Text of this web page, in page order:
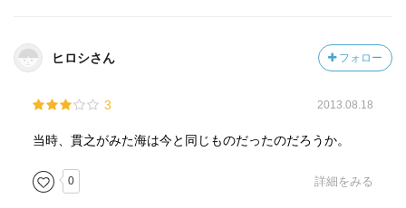
ヒロシさん フォロー
3 2013.08.18
当時、貫之がみた海は今と同じものだったのだろうか。
0 詳細をみる